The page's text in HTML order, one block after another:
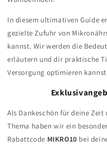
In diesem ultimativen Guide
gezielte Zufuhr von
kannst. Wir werden die
erläutern und dir praktische
Versorgung optimieren
Als Dankeschön für deine
Thema haben wir ein
Rabattcode MIKRO10 bei